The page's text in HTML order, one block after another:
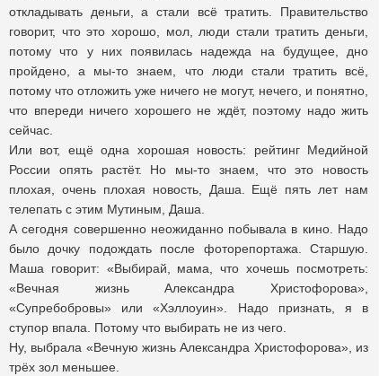
откладывать деньги, а стали всё тратить. Правительство
говорит, что это хорошо, мол, люди стали тратить деньги,
потому что у них появилась надежда на будущее, дно
пройдено, а мы-то знаем, что люди стали тратить всё,
потому что отложить уже ничего не могут, нечего, и понятно,
что впереди ничего хорошего не ждёт, поэтому надо жить
сейчас.
Или вот, ещё одна хорошая новость: рейтинг Медийной
России опять растёт. Но мы-то знаем, что это новость
плохая, очень плохая новость, Даша. Ещё пять лет нам
телепать с этим Мутиным, Даша.
А сегодня совершенно неожиданно побывала в кино. Надо
было дочку подождать после фоторепортажа. Старшую.
Маша говорит: «Выбирай, мама, что хочешь посмотреть:
«Вечная жизнь Александра Христофорова»,
«Супребобровы» или «Хэллоуин». Надо признать, я в
ступор впала. Потому что выбирать не из чего.
Ну, выбрала «Вечную жизнь Александра Христофорова», из
трёх зол меньшее.